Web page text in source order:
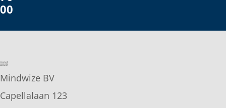
00
Mindwize BV
Capellalaan 123